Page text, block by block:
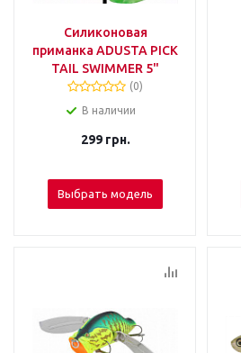
Силиконовая
приманка ADUSTA PICK
TAIL SWIMMER 5"
(0)
В наличии
299грн.
Выбрать модель